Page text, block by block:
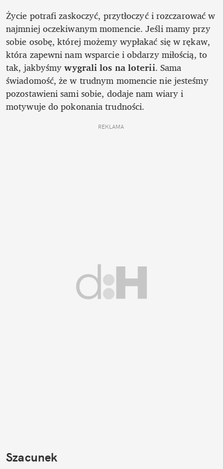
Życie potrafi zaskoczyć, przytłoczyć i rozczarować w
najmniej oczekiwanym momencie. Jeśli mamy przy
sobie osobę, której możemy wypłakać się w rękaw,
która zapewni nam wsparcie i obdarzy miłością, to
tak, jakbyśmy wygrali los na loterii. Sama
świadomość, że w trudnym momencie nie jesteśmy
pozostawieni sami sobie, dodaje nam wiary i
motywuje do pokonania trudności.
REKLAMA
Szacunek